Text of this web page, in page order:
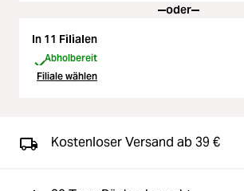
oder
In 11 Filialen
Abholbereit
Filiale wählen
Kostenloser Versand ab 39 €